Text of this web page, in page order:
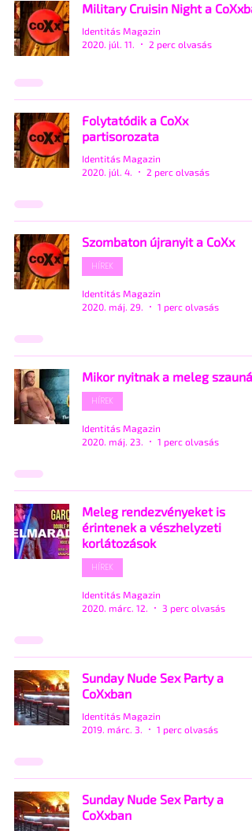
Military Cruisin Night a
Identitás Magazin
2020. júl. 11.
2 perc olvasás
Folytatódik a CoXx
partisorozata
Identitás Magazin
2020. júl. 4.
2 perc olvasás
Szombaton újranyit a CoXx
HÍREK
Identitás Magazin
2020. máj. 29.
1 perc olvasás
Mikor nyitnak a meleg
HÍREK
Identitás Magazin
2020. máj. 23.
1 perc olvasás
Meleg rendezvényeket is
érintenek a vészhelyzeti
korlátozások
HÍREK
Identitás Magazin
2020. márc. 12.
3 perc olvasás
Sunday Nude Sex Party a
CoXxban
Identitás Magazin
2019. márc. 3.
1 perc olvasás
Sunday Nude Sex Party a
CoXxban